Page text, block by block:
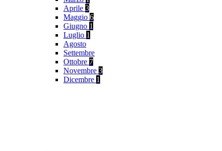
Aprile 3
Maggio 6
Giugno 1
Luglio 1
Agosto
Settembre
Ottobre 7
Novembre 3
Dicembre 1